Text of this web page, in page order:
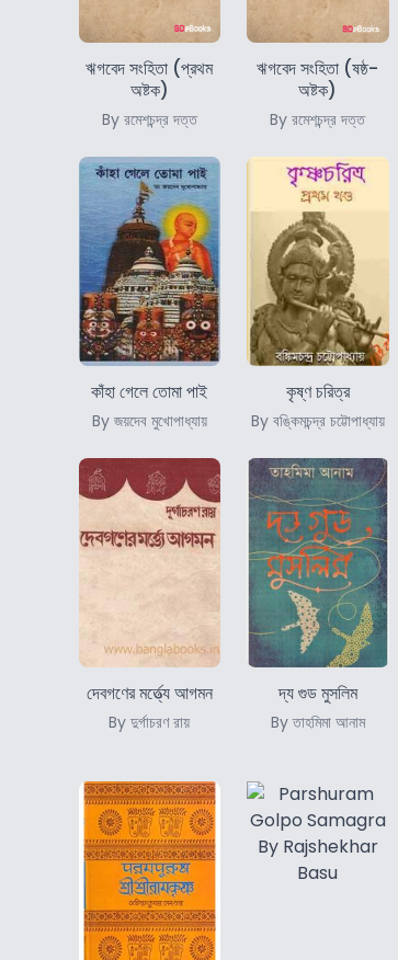
ঋগবেদ সংহিতা (প্রথম
অষ্টক)
By রমেশচন্দ্র দত্ত
ঋগবেদ সংহিতা (ষষ্ঠ-
অষ্টক)
By রমেশচন্দ্র দত্ত
কাঁহা গেলে তোমা পাই
By জয়দেব মুখোপাধ্যায়
কৃষ্ণ চরিত্র
By বঙ্কিমচন্দ্র চট্টোপাধ্যায়
দেবগণের মর্ত্ত্যে আগমন
By দুর্গাচরণ রায়
দ্য গুড মুসলিম
By তাহমিমা আনাম